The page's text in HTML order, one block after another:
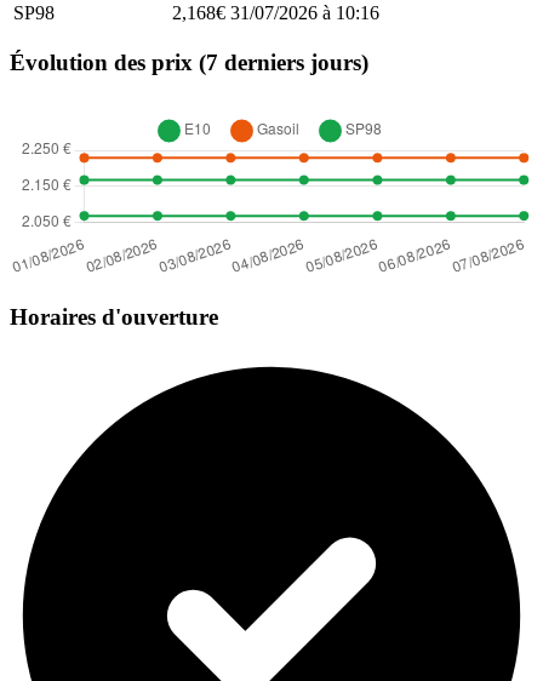
SP98
2,168€ 31/07/2026 à 10:16
Évolution des prix (7 derniers jours)
Horaires d'ouverture